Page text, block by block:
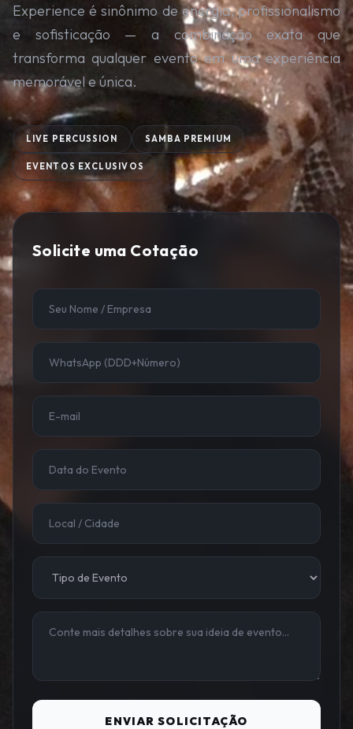
Experience é sinônimo de energia, profissionalismo
e sofisticação — a combinação exata que
transforma qualquer evento em uma experiência
memorável e única.
LIVE PERCUSSION SAMBA PREMIUM
EVENTOS EXCLUSIVOS
Solicite uma Cotação
ENVIAR SOLICITAÇÃO